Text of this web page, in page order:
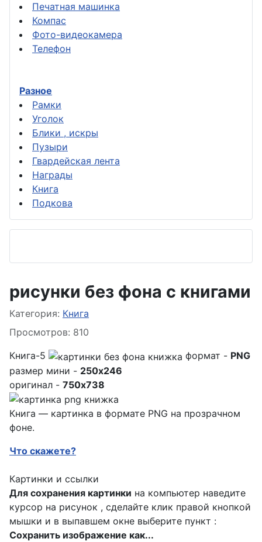
Печатная машинка
Компас
Фото-видеокамера
Телефон
Разное
Рамки
Уголок
Блики , искры
Пузыри
Гвардейская лента
Награды
Книга
Подкова
рисунки без фона с книгами
Информация о материале
Категория: Книга
Просмотров: 810
Книга-5
формат - PNG
размер мини - 250x246
оригинал - 750x738
Книга — картинка в формате PNG на прозрачном
фоне.
Что скажете?
Картинки и ссылки
Для сохранения картинки на компьютер наведите
курсор на рисунок , сделайте клик правой кнопкой
мышки и в выпавшем окне выберите пункт :
Сохранить изображение как...